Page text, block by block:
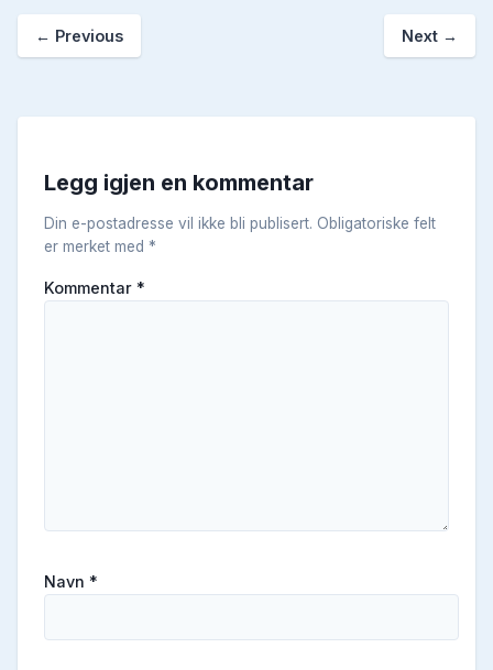
← Previous Next →
Legg igjen en kommentar
Din e-postadresse vil ikke bli publisert. Obligatoriske felt
er merket med *
Kommentar *
Navn *